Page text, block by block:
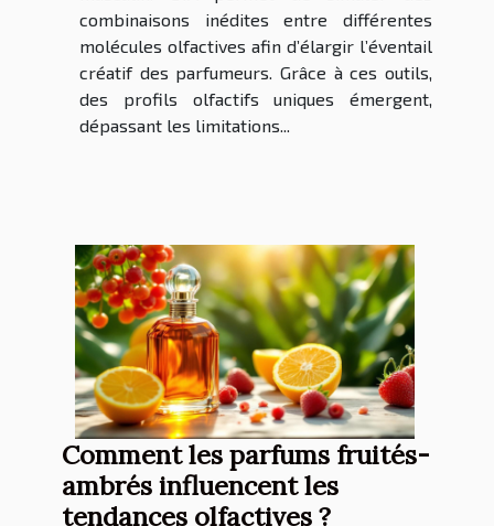
combinaisons inédites entre différentes
molécules olfactives afin d’élargir l’éventail
créatif des parfumeurs. Grâce à ces outils,
des profils olfactifs uniques émergent,
dépassant les limitations...
Comment les parfums fruités-
ambrés influencent les
tendances olfactives ?